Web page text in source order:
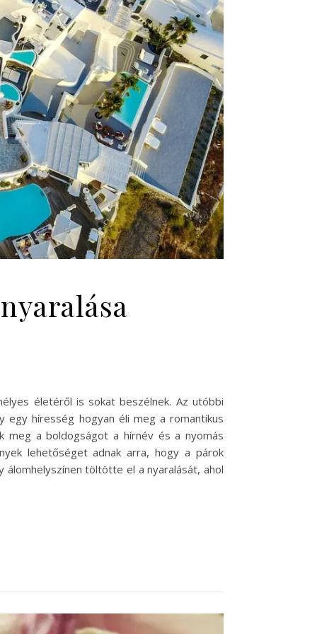
életéről is sokat beszélnek. Az utóbbi
egy híresség hogyan éli meg a romantikus
meg a boldogságot a hírnév és a nyomás
lehetőséget adnak arra, hogy a párok
töltötte el a nyaralását, ahol